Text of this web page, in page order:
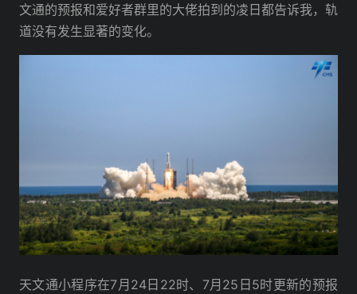
文通的预报和爱好者群里的大佬拍到的凌日都告诉我，轨
道没有发生显著的变化。
天文通小程序在7月24日22时、7月25日5时更新的预报